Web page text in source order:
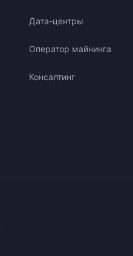
Дата-центры
Оператор майнинга
Консалтинг